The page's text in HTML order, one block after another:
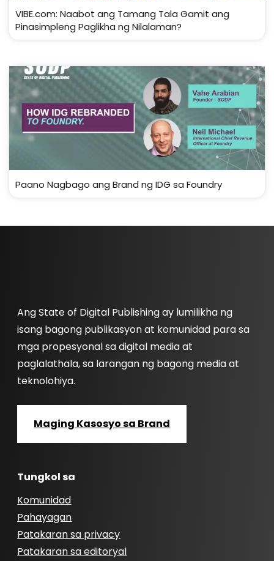
VIBE.com: Naabot ang Tamang Tala Gamit ang
Pinasimpleng Paglikha ng Nilalaman?
Paano Nagbago ang Brand ng IDG sa Foundry
Ang State of Digital Publishing ay lumilikha ng
isang bagong publikasyon at komunidad para sa
mga propesyonal sa digital media at
paglalathala, sa larangan ng bagong media at
teknolohiya.
Maging Kasosyo sa Brand
Tungkol sa
Komunidad
Pahayagan
Patakaran sa privacy
Patakaran sa editoryal